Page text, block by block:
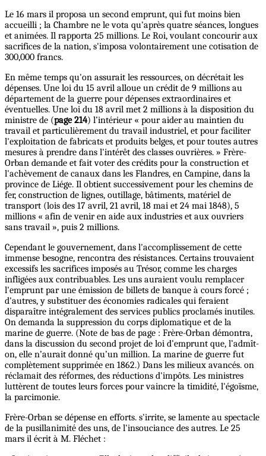
Le 16 mars il proposa un second emprunt, qui fut moins bien
accueilli ; la Chambre ne le vota qu'après quatre séances, longues
et animées. Il rapporta 25 millions. Le Roi, voulant concourir aux
sacrifices de la nation, s'imposa volontairement une cotisation de
300,000 francs.
En même temps qu'on assurait les ressources, on décrétait les
dépenses. Une loi du 15 avril alloue un crédit de 9 millions au
département de la guerre pour dépenses extraordinaires et
éventuelles. Une loi du 18 avril met 2 millions à la disposition du
ministre de (page 214) l’intérieur « pour aider au maintien du
travail et particulièrement du travail industriel, et pour faciliter
l'exploitation de fabricats et produits belges, et pour toutes autres
mesures à prendre dans l'intérêt des classes ouvrières. » Frère-
Orban demande et fait voter des crédits pour la construction et
l'achèvement de canaux dans les Flandres, en Campine, dans la
province de Liége. Il obtient successivement pour les chemins de
fer, construction de lignes, outillage, bâtiments, matériel de
transport (lois des 17 avril, 21 avril, 18 mai et 24 mai 1848), 5
millions « afin de venir en aide aux industries et aux ouvriers
sans travail », puis 2 millions.
Cependant le gouvernement, dans l'accomplissement de cette
immense besogne, rencontra des résistances. Certains trouvaient
excessifs les sacrifices imposés au Trésor, comme les charges
infligées aux contribuables. Les uns auraient voulu remplacer
l'emprunt par une émission de billets de banque à cours forcé ;
d'autres, y substituer des économies radicales qui feraient
disparaître intégralement des services publics proclamés inutiles.
On demanda la suppression du corps diplomatique et de la
marine de guerre. (Note de bas de page : Frère-Orban démontra,
dans la discussion du second projet de loi d’emprunt que, l’admît-
on, elle n’aurait donné qu’un million. La marine de guerre fut
complètement supprimée en 1862.) Dans les milieux avancés. on
réclamait des réformes, des réductions d'impôts. Les ministres
luttèrent de toutes leurs forces pour vaincre la timidité, l'égoïsme,
la parcimonie.
Frère-Orban se dépense en efforts. s'irrite, se lamente au spectacle
de la pusillanimité des uns, de l'insouciance des autres. Le 25
mars il écrit à M. Fléchet :